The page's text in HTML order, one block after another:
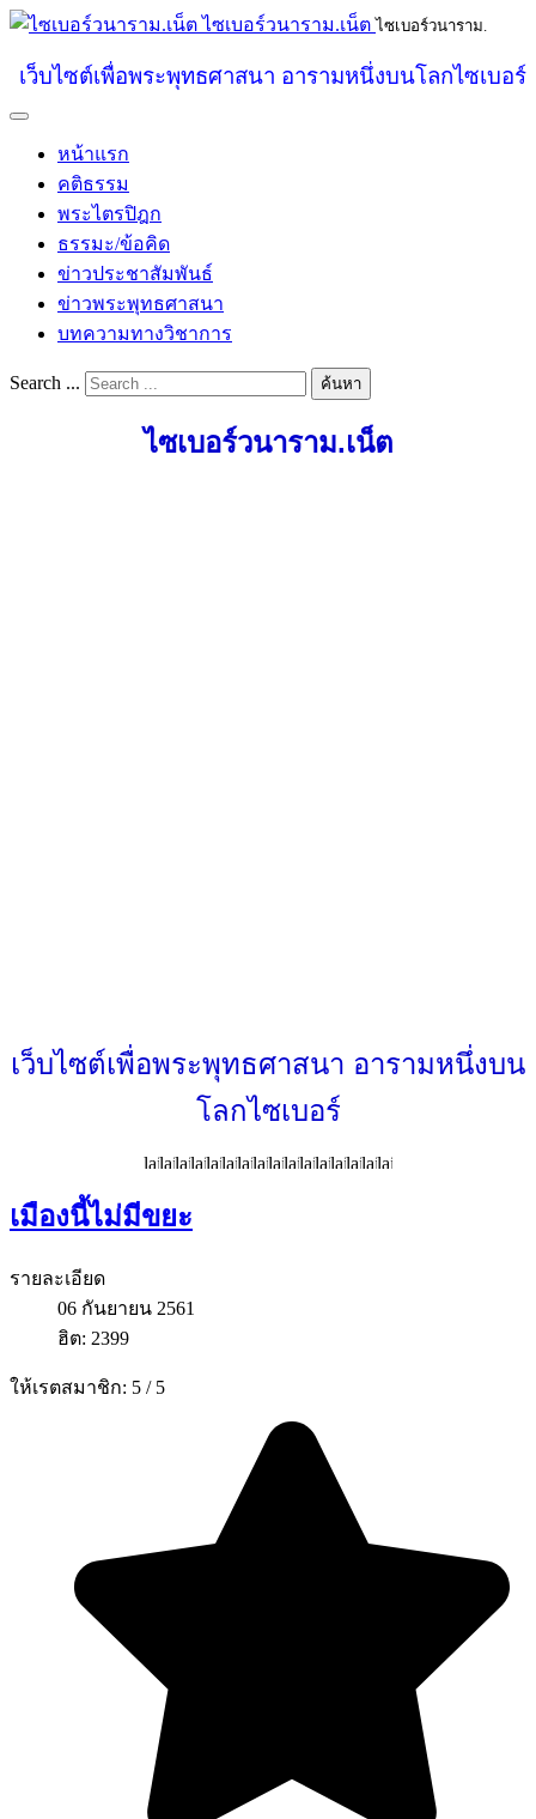
ไซเบอร์วนาราม.เน็ต ไซเบอร์วนาราม.
เว็บไซต์เพื่อพระพุทธศาสนา อารามหนึ่งบนโลกไซเบอร์
หน้าแรก
คติธรรม
พระไตรปิฎก
ธรรมะ/ข้อคิด
ข่าวประชาสัมพันธ์
ข่าวพระพุทธศาสนา
บทความทางวิชาการ
Search ... ค้นหา
ไซเบอร์วนาราม.เน็ต
เว็บไซต์เพื่อพระพุทธศาสนา อารามหนึ่งบน
โลกไซเบอร์
เมืองนี้ไม่มีขยะ
รายละเอียด
06 กันยายน 2561
ฮิต: 2399
ให้เรตสมาชิก: 5 / 5